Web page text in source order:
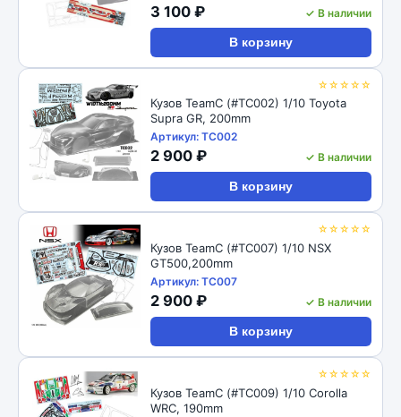
3 100 ₽ ✓ В наличии
В корзину
☆☆☆☆☆
Кузов TeamC (#TC002) 1/10 Toyota
Supra GR, 200mm
Артикул: TC002
2 900 ₽ ✓ В наличии
В корзину
☆☆☆☆☆
Кузов TeamC (#TC007) 1/10 NSX
GT500,200mm
Артикул: TC007
2 900 ₽ ✓ В наличии
В корзину
☆☆☆☆☆
Кузов TeamC (#TC009) 1/10 Corolla
WRC, 190mm